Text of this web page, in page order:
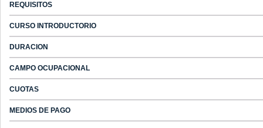
REQUISITOS
CURSO INTRODUCTORIO
DURACION
CAMPO OCUPACIONAL
CUOTAS
MEDIOS DE PAGO